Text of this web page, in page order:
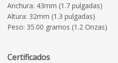
Anchura: 43mm (1.7 pulgadas)
Altura: 32mm (1.3 pulgadas)
Peso: 35.00 gramos (1.2 Onzas)
Certificados